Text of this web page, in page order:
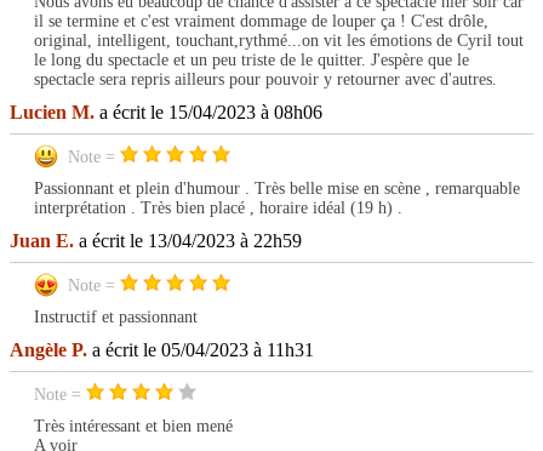
il se termine et c'est vraiment dommage de louper ça ! C'est drôle,
original, intelligent, touchant,rythmé...on vit les émotions de Cyril tout
le long du spectacle et un peu triste de le quitter. J'espère que le
spectacle sera repris ailleurs pour pouvoir y retourner avec d'autres.
Lucien M. a écrit le 15/04/2023 à 08h06
Note =
Passionnant et plein d'humour . Très belle mise en scène , remarquable
interprétation . Très bien placé , horaire idéal (19 h) .
Juan E. a écrit le 13/04/2023 à 22h59
Note =
Instructif et passionnant
Angèle P. a écrit le 05/04/2023 à 11h31
Note =
Très intéressant et bien mené
A voir